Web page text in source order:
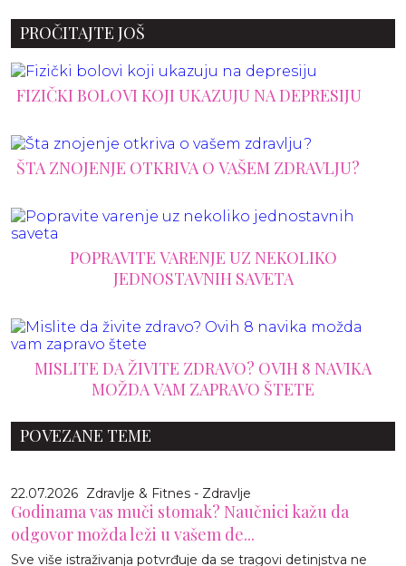
PROČITAJTE JOŠ
FIZIČKI BOLOVI KOJI UKAZUJU NA DEPRESIJU
ŠTA ZNOJENJE OTKRIVA O VAŠEM ZDRAVLJU?
POPRAVITE VARENJE UZ NEKOLIKO
JEDNOSTAVNIH SAVETA
MISLITE DA ŽIVITE ZDRAVO? OVIH 8 NAVIKA
MOŽDA VAM ZAPRAVO ŠTETE
POVEZANE TEME
22.07.2026 Zdravlje & Fitnes - Zdravlje
Godinama vas muči stomak? Naučnici kažu da
odgovor možda leži u vašem de...
Sve više istraživanja potvrđuje da se tragovi detinjstva ne